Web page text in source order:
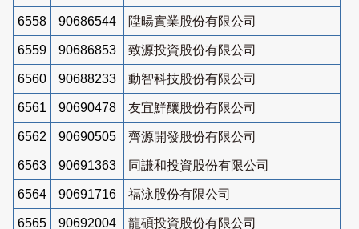
6558 90686544 陞暘實業股份有限公司
6559 90686853 致源投資股份有限公司
6560 90688233 動智科技股份有限公司
6561 90690478 友宜鮮釀股份有限公司
6562 90690505 齊源開發股份有限公司
6563 90691363 同謙和投資股份有限公司
6564 90691716 福泳股份有限公司
6565 90692004 龍碩投資股份有限公司